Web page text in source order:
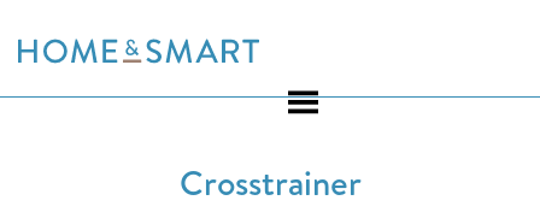
to
Crosstrainer